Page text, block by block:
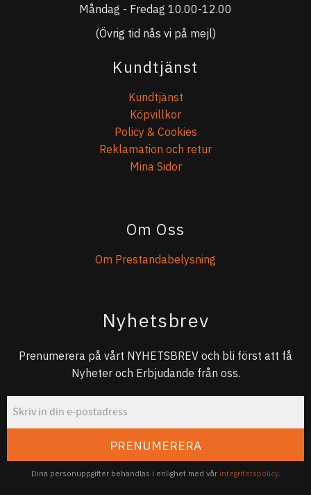
Måndag - Fredag 10.00-12.00
(Övrig tid nås vi på mejl)
Kundtjänst
Kundtjänst
Köpvillkor
Policy & Cookies
Reklamation och retur
Mina Sidor
Om Oss
Om Prestandabelysning
Nyhetsbrev
Prenumerera på vårt NYHETSBREV och bli först att få
Nyheter och Erbjudande från oss.
PRENUMERERA
Dina personuppgifter behandlas i enlighet med vår integritetspolicy.